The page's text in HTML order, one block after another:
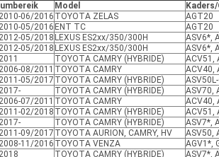
Model
06/2016 TOYOTA ZELAS
AGT20
05/2016 ENT TC
AGT20
05/2018 LEXUS ES2xx/350/300H
ASV6*,
05/2018 LEXUS ES2xx/350/300H
ASV6*,
TOYOTA CAMRY (HYBRIDE)
ACV51,
08/2011 TOYOTA CAMRY
ACV40,
05/2017 TOYOTA CAMRY (HYBRIDE)
TOYOTA CAMRY (HYBRIDE)
ASV70,
07/2011 TOYOTA CAMRY
ACV40,
02/2018 TOYOTA CAMRY (HYBRIDE)
ACV51,
TOYOTA CAMRY (HYBRIDE)
ASV7*,
09/2017 TOYOTA AURION, CAMRY, HV
ASV50,
11/2016 TOYOTA VENZA
AGV1*,
TOYOTA CAMRY (HYBRIDE)
ASV7*,